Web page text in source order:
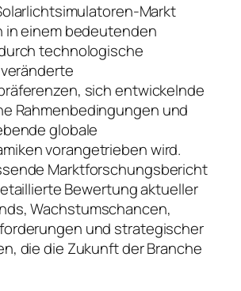
Markt
in einem bedeutenden
technologische
sich entwickelnde
Rahmenbedingungen und
globale
vorangetrieben wird.
Marktforschungsbericht
Bewertung aktueller
Wachstumschancen,
und strategischer
die die Zukunft der Branche